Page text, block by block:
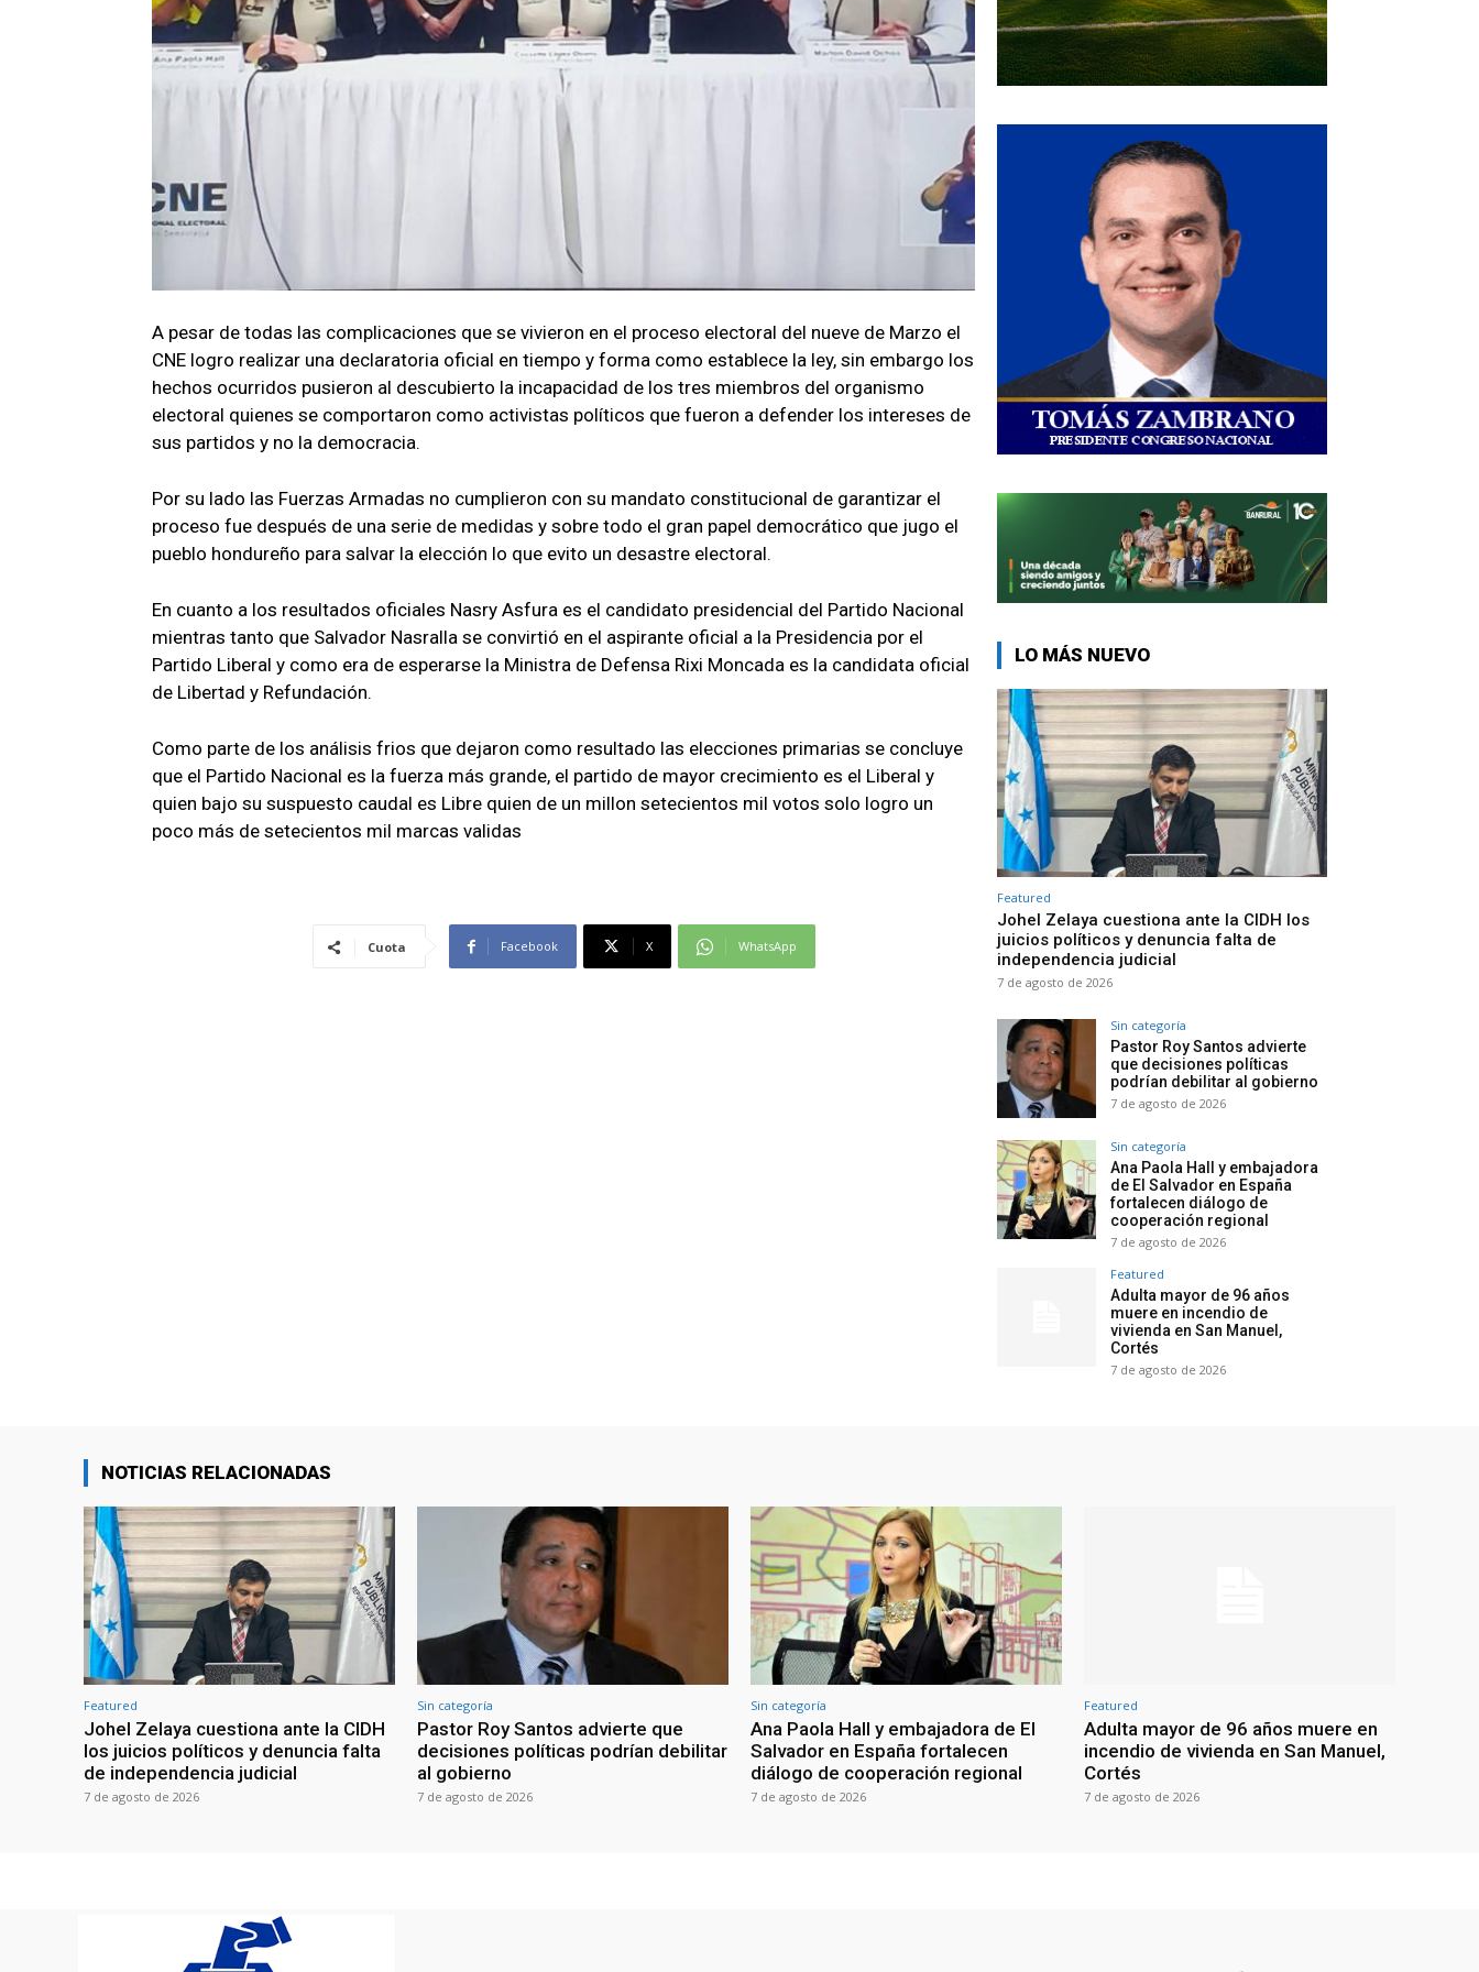
A pesar de todas las complicaciones que se vivieron en el proceso electoral del nueve de Marzo el
CNE logro realizar una declaratoria oficial en tiempo y forma como establece la ley, sin embargo los
hechos ocurridos pusieron al descubierto la incapacidad de los tres miembros del organismo
electoral quienes se comportaron como activistas políticos que fueron a defender los intereses de
sus partidos y no la democracia.
Por su lado las Fuerzas Armadas no cumplieron con su mandato constitucional de garantizar el
proceso fue después de una serie de medidas y sobre todo el gran papel democrático que jugo el
pueblo hondureño para salvar la elección lo que evito un desastre electoral.
En cuanto a los resultados oficiales Nasry Asfura es el candidato presidencial del Partido Nacional
mientras tanto que Salvador Nasralla se convirtió en el aspirante oficial a la Presidencia por el
Partido Liberal y como era de esperarse la Ministra de Defensa Rixi Moncada es la candidata oficial
de Libertad y Refundación.
Como parte de los análisis frios que dejaron como resultado las elecciones primarias se concluye
que el Partido Nacional es la fuerza más grande, el partido de mayor crecimiento es el Liberal y
quien bajo su suspuesto caudal es Libre quien de un millon setecientos mil votos solo logro un
poco más de setecientos mil marcas validas
Cuota Facebook X WhatsApp
LO MÁS NUEVO
Featured
Johel Zelaya cuestiona ante la CIDH los
juicios políticos y denuncia falta de
independencia judicial
7 de agosto de 2026
Sin categoría
Pastor Roy Santos advierte
que decisiones políticas
podrían debilitar al gobierno
7 de agosto de 2026
Sin categoría
Ana Paola Hall y embajadora
de El Salvador en España
fortalecen diálogo de
cooperación regional
7 de agosto de 2026
Featured
Adulta mayor de 96 años
muere en incendio de
vivienda en San Manuel,
Cortés
7 de agosto de 2026
NOTICIAS RELACIONADAS
Featured
Johel Zelaya cuestiona ante la CIDH
los juicios políticos y denuncia falta
de independencia judicial
7 de agosto de 2026
Sin categoría
Pastor Roy Santos advierte que
decisiones políticas podrían debilitar
al gobierno
7 de agosto de 2026
Sin categoría
Ana Paola Hall y embajadora de El
Salvador en España fortalecen
diálogo de cooperación regional
7 de agosto de 2026
Featured
Adulta mayor de 96 años muere en
incendio de vivienda en San Manuel,
Cortés
7 de agosto de 2026